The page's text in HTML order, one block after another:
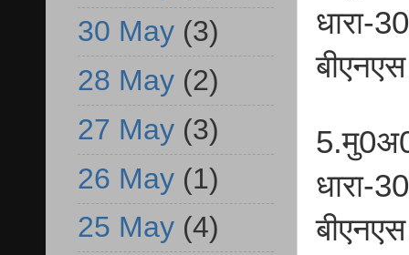
धारा-
धारा-
30 May (3)
28 May (2)
27 May (3)
26 May (1)
25 May (4)